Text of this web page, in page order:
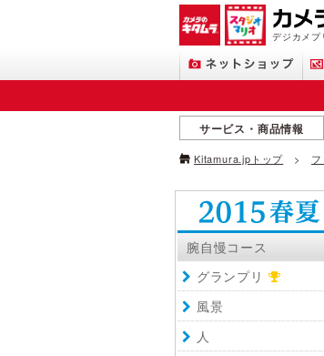
デジカメプ
サービス・商品情報
Kitamura.jpトップ
腕自慢コース
グランプリ
風景
人